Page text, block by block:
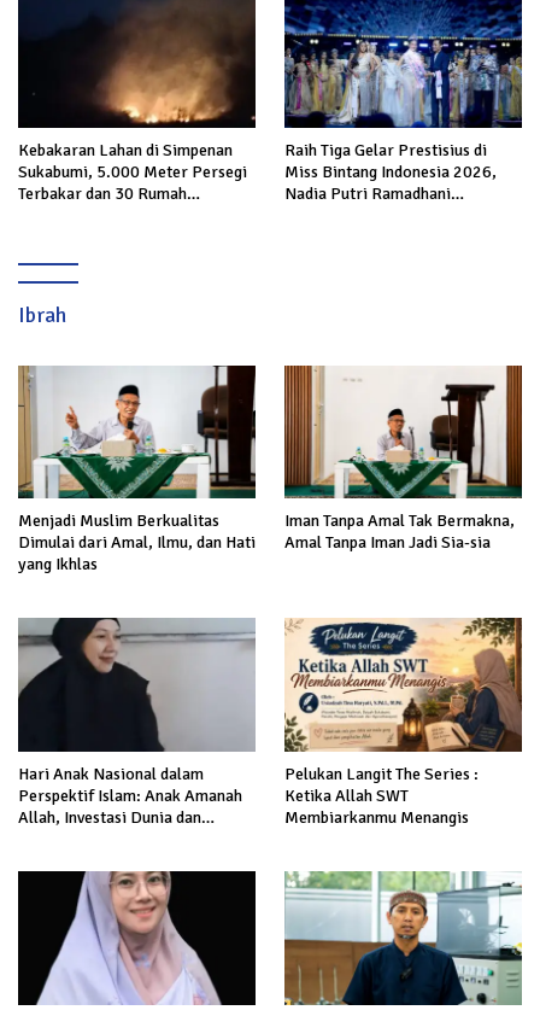
Kebakaran Lahan di Simpenan
Sukabumi, 5.000 Meter Persegi
Terbakar dan 30 Rumah
Raih Tiga Gelar Prestisius di
Miss Bintang Indonesia 2026,
Nadia Putri Ramadhani
Ibrah
Menjadi Muslim Berkualitas
Dimulai dari Amal, Ilmu, dan Hati
yang Ikhlas
Iman Tanpa Amal Tak Bermakna,
Amal Tanpa Iman Jadi Sia-sia
Hari Anak Nasional dalam
Perspektif Islam: Anak Amanah
Allah, Investasi Dunia dan
Pelukan Langit The Series :
Ketika Allah SWT
Membiarkanmu Menangis